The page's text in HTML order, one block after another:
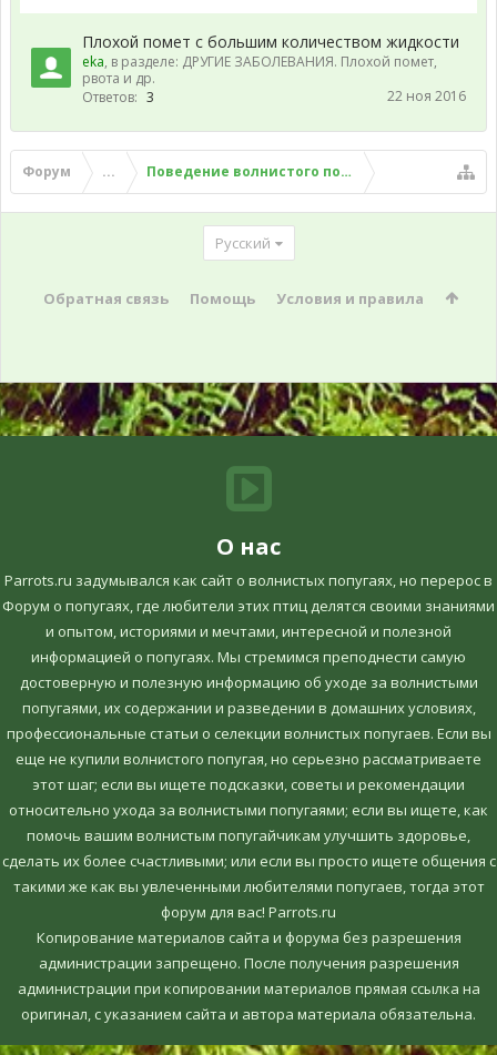
Плохой помет с большим количеством жидкости
eka, в разделе: ДРУГИЕ ЗАБОЛЕВАНИЯ. Плохой помет,
рвота и др.
Ответов: 3 22 ноя 2016
Форум ... Поведение волнистого попугая
Русский
Обратная связь Помощь Условия и правила
О нас
Parrots.ru задумывался как сайт о волнистых попугаях, но перерос в
Форум о попугаях, где любители этих птиц делятся своими знаниями
и опытом, историями и мечтами, интересной и полезной
информацией о попугаях. Мы стремимся преподнести самую
достоверную и полезную информацию об уходе за волнистыми
попугаями, их содержании и разведении в домашних условиях,
профессиональные статьи о селекции волнистых попугаев. Если вы
еще не купили волнистого попугая, но серьезно рассматриваете
этот шаг; если вы ищете подсказки, советы и рекомендации
относительно ухода за волнистыми попугаями; если вы ищете, как
помочь вашим волнистым попугайчикам улучшить здоровье,
сделать их более счастливыми; или если вы просто ищете общения с
такими же как вы увлеченными любителями попугаев, тогда этот
форум для вас! Parrots.ru
Копирование материалов сайта и форума без разрешения
администрации запрещено. После получения разрешения
администрации при копировании материалов прямая ссылка на
оригинал, c указанием сайта и автора материала обязательна.